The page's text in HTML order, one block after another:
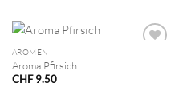
AROMEN
Aroma Pfirsich
CHF9.50